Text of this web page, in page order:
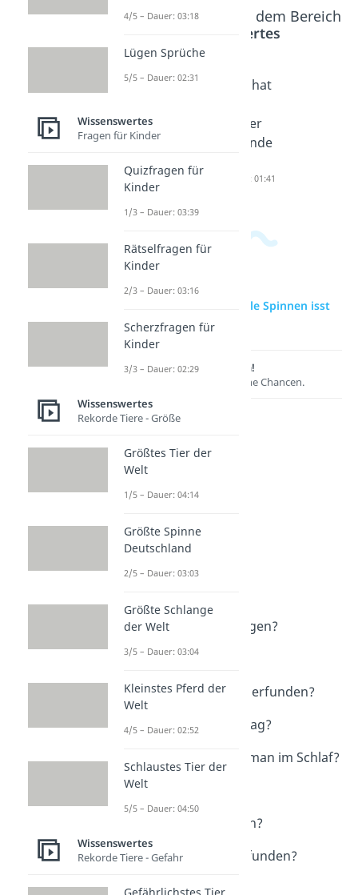
Beliebte Inhalte aus dem Bereich
Wissenswertes
Gibt es
Dauer: 04:42
Sind
Dauer: 04:26
Wer hat
Döner
erfunde
Dauer: 01:41
zur Videoseite: Wie viele Spinnen isst
man im Schlaf?
Lernen lohnt sich!
Entdecke hier deine Chancen.
Weitere Inhalte:
Wissenswertes
Interessante Fragen
Warum knurrt der Magen?
Warum gähnt man?
Wer hat die Glühbirne erfunden?
Dauer: 04:52
Wie viele Schritte am Tag?
Wie viele Spinnen isst man im Schlaf?
Dauer: 02:35
Gibt es Aliens?
Dauer: 04:42
Sind Zeitreisen möglich?
Dauer: 04:26
Wer hat den Döner erfunden?
4/5 – Dauer: 03:18
Lügen Sprüche
5/5 – Dauer: 02:31
Wissenswertes
Fragen für Kinder
Quizfragen für
Kinder
1/3 – Dauer: 03:39
Rätselfragen für
Kinder
2/3 – Dauer: 03:16
Scherzfragen für
Kinder
3/3 – Dauer: 02:29
Wissenswertes
Rekorde Tiere - Größe
Größtes Tier der
Welt
1/5 – Dauer: 04:14
Größte Spinne
Deutschland
2/5 – Dauer: 03:03
Größte Schlange
der Welt
3/5 – Dauer: 03:04
Kleinstes Pferd der
Welt
4/5 – Dauer: 02:52
Schlaustes Tier der
Welt
5/5 – Dauer: 04:50
Wissenswertes
Rekorde Tiere - Gefahr
Gefährlichstes Tier